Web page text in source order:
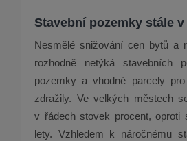
Stavební pozemky stále
Nesmělé snižování cen bytů a
rozhodně netýká stavebních
pozemky a vhodné parcely
zdražily. Ve velkých městech
v řádech stovek procent, oproti
lety. Vzhledem k náročnému